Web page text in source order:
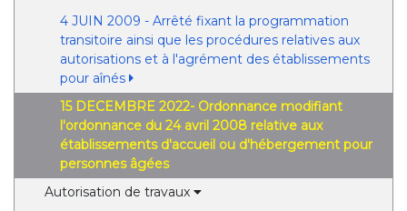
4 JUIN 2009 - Arrêté fixant la programmation
transitoire ainsi que les procédures relatives aux
autorisations et à l'agrément des établissements
pour aînés
15 DECEMBRE 2022- Ordonnance modifiant
l'ordonnance du 24 avril 2008 relative aux
établissements d'accueil ou d'hébergement pour
personnes âgées
Autorisation de travaux